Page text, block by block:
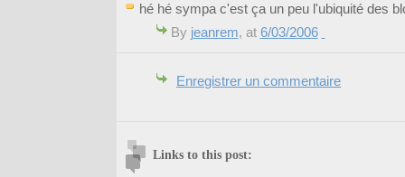
hé hé sympa c'est ça un peu l'ubiquité des
By jeanrem, at 6/03/2006
Enregistrer un commentaire
Links to this post: